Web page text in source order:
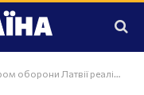
Латвії реалізацію Drone Deal